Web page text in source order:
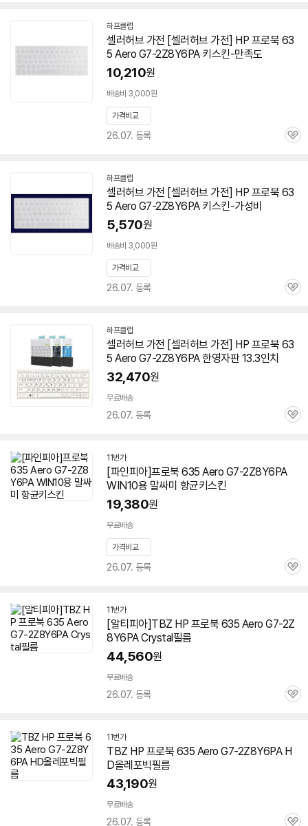
하프클럽
셀러허브 가전 [셀러허브 가전] HP 프로북 63
5 Aero G7-2Z8Y6PA키스킨-만족도
10,210원
배송비 3,000원
가격비교
26.07. 등록
관
하프클럽
셀러허브 가전 [셀러허브 가전] HP 프로북 63
5 Aero G7-2Z8Y6PA키스킨-가성비
5,570원
배송비 3,000원
가격비교
26.07. 등록
관
하프클럽
셀러허브 가전 [셀러허브 가전] HP 프로북 63
5 Aero G7-2Z8Y6PA한영자판 13.3인치
32,470원
무료배송
26.07. 등록
관
11번가
[파인피아]프로북 635 Aero G7-2Z8Y6PA
WIN10용 말싸미 항균키스킨
19,380원
무료배송
가격비교
26.07. 등록
관
11번가
[알티피아]TBZ HP 프로북 635 Aero G7-2Z
8Y6PACrystal필름
44,560원
무료배송
26.07. 등록
관
11번가
TBZ HP 프로북 635 Aero G7-2Z8Y6PAH
D올레포빅필름
43,190원
무료배송
26.07. 등록